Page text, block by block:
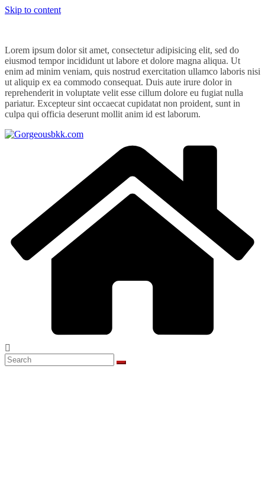
Skip to content
Lorem ipsum dolor sit amet, consectetur adipisicing elit, sed do
eiusmod tempor incididunt ut labore et dolore magna aliqua. Ut
enim ad minim veniam, quis nostrud exercitation ullamco laboris nisi
ut aliquip ex ea commodo consequat. Duis aute irure dolor in
reprehenderit in voluptate velit esse cillum dolore eu fugiat nulla
pariatur. Excepteur sint occaecat cupidatat non proident, sunt in
culpa qui officia deserunt mollit anim id est laborum.